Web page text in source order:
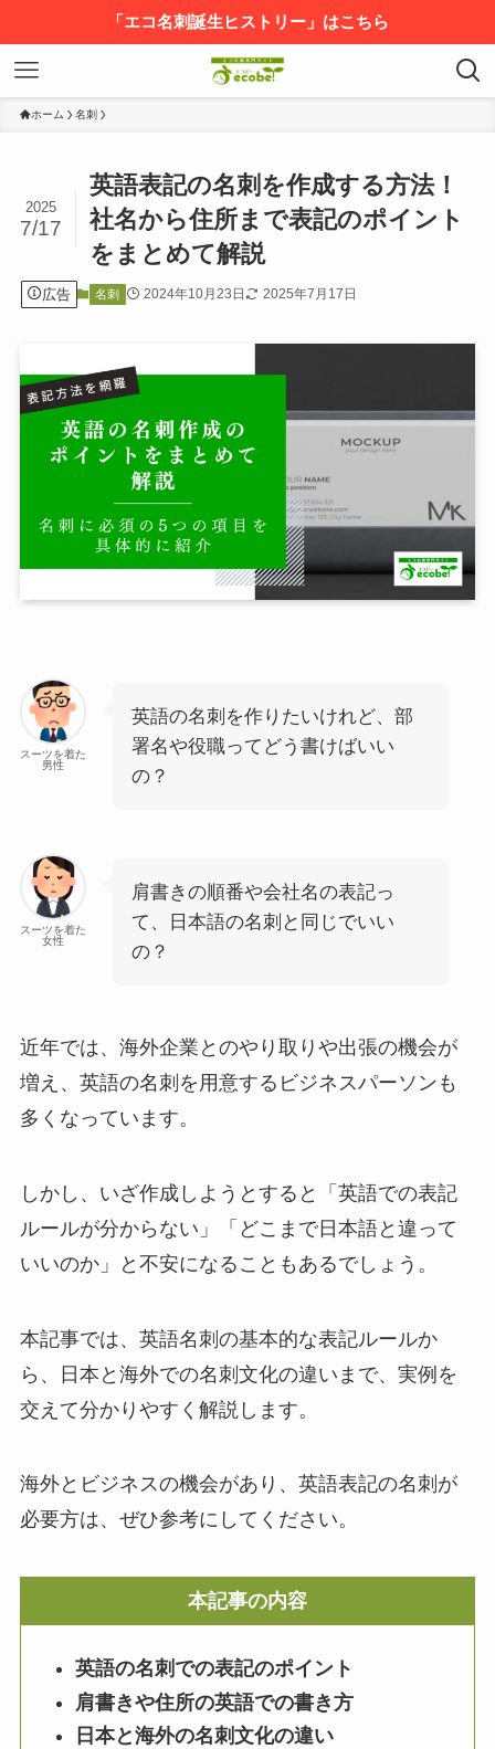
「エコ名刺誕生ヒストリー」はこちら
ホーム 名刺
英語表記の名刺を作成する方法！
社名から住所まで表記のポイント
をまとめて解説
2025
7/17
広告 名刺 2024年10月23日 2025年7月17日
スーツを着た
男性
英語の名刺を作りたいけれど、部
署名や役職ってどう書けばいい
の？
スーツを着た
女性
肩書きの順番や会社名の表記っ
て、日本語の名刺と同じでいい
の？
近年では、海外企業とのやり取りや出張の機会が
増え、英語の名刺を用意するビジネスパーソンも
多くなっています。
しかし、いざ作成しようとすると「英語での表記
ルールが分からない」「どこまで日本語と違って
いいのか」と不安になることもあるでしょう。
本記事では、英語名刺の基本的な表記ルールか
ら、日本と海外での名刺文化の違いまで、実例を
交えて分かりやすく解説します。
海外とビジネスの機会があり、英語表記の名刺が
必要方は、ぜひ参考にしてください。
本記事の内容
英語の名刺での表記のポイント
肩書きや住所の英語での書き方
日本と海外の名刺文化の違い